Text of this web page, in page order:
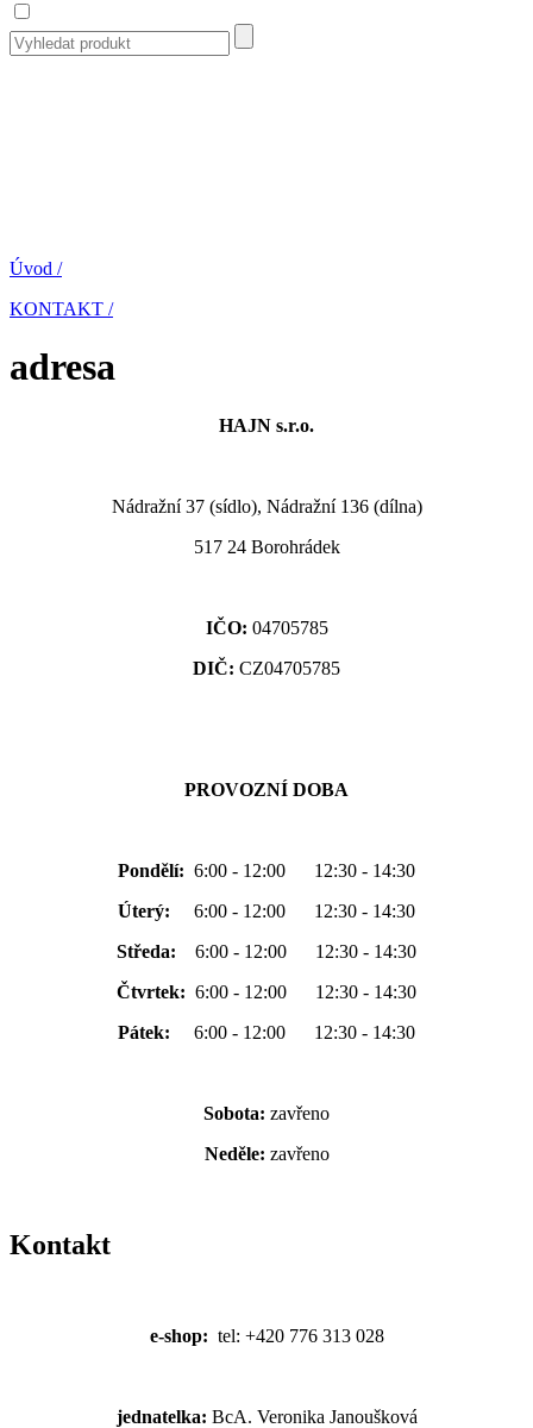
Úvod /
KONTAKT /
adresa
HAJN s.r.o.
Nádražní 37 (sídlo), Nádražní 136 (dílna)
517 24 Borohrádek
IČO: 04705785
DIČ: CZ04705785
PROVOZNÍ DOBA
Pondělí: 6:00 - 12:00 12:30 - 14:30
Úterý:
6:00 - 12:00 12:30 - 14:30
Středa: 6:00 - 12:00 12:30 - 14:30
Čtvrtek: 6:00 - 12:00 12:30 - 14:30
Pátek:
6:00 - 12:00 12:30 - 14:30
Sobota: zavřeno
Neděle: zavřeno
Kontakt
e-shop: tel: +420 776 313 028
jednatelka: BcA. Veronika Janoušková